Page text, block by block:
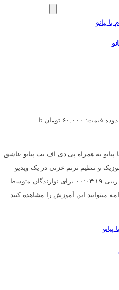
محدوده قیمت: ۶۰,۰۰۰ تومان تا
به همراه پی دی اف نت پیانو عاشق
و تنظیم ترنم عزتی در یک ویدیو
آموزشی با فرمت MP4 و زمان تقریبی ۰۰:۰۳:۱۹ برای نوازندگان متوسط
میتوانید این آموزش را مشاهده کنید